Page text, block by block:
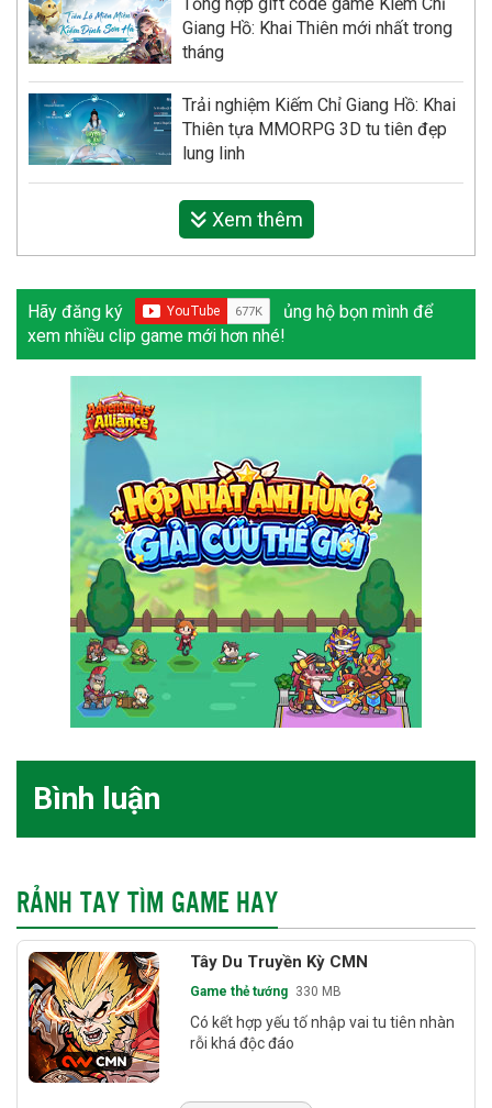
Giang Hồ: Khai Thiên mới nhất trong
tháng
Trải nghiệm Kiếm Chỉ Giang Hồ: Khai
Thiên tựa MMORPG 3D tu tiên đẹp
lung linh
Xem thêm
Hãy đăng ký
ủng hộ bọn mình để
xem nhiều clip game mới hơn nhé!
Bình luận
RẢNH TAY TÌM GAME HAY
Tây Du Truyền Kỳ CMN
Game thẻ tướng 330 MB
Có kết hợp yếu tố nhập vai tu tiên nhàn
rỗi khá độc đáo